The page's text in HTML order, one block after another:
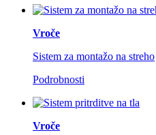
Vroče
Sistem za montažo na streho
Podrobnosti
Vroče